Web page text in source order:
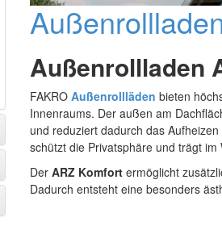
Außenrollladen
FAKRO Außenrollläden bieten
Innenraums. Der außen am
und reduziert dadurch das
schützt die Privatsphäre und trägt
Der ARZ Komfortermöglicht
Dadurch entsteht eine besonders